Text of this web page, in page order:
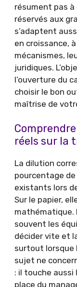
résument pas
réservés aux
s’adaptent
en croissance,
mécanismes,
juridiques.
l’ouverture du
choisir le bon
maîtrise de
réels sur la
La dilution
pourcentage
existants lors
Sur le papier,
mathématique.
souvent les
décider vite et
surtout lorsque
sujet ne
: il touche
place du